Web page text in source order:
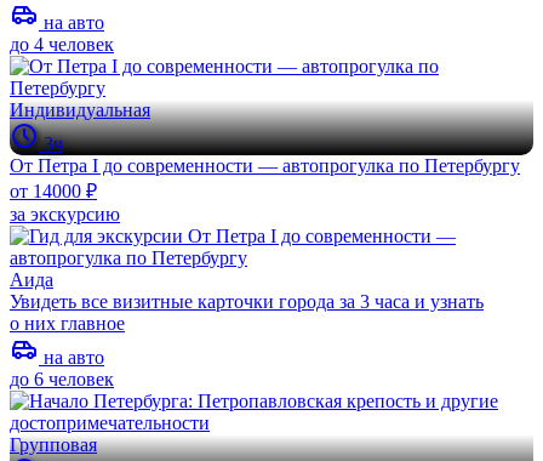
на авто
до 4 человек
Индивидуальная
3ч
От Петра I до современности — автопрогулка по Петербургу
от 14000 ₽
за экскурсию
Аида
Увидеть все визитные карточки города за 3 часа и узнать
о них главное
на авто
до 6 человек
Групповая